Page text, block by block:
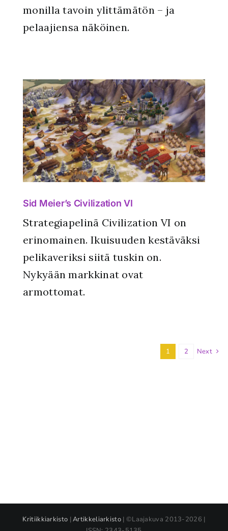
monilla tavoin ylittämätön – ja
pelaajiensa näköinen.
Sid Meier’s Civilization VI
Strategiapelinä Civilization VI on
erinomainen. Ikuisuuden kestäväksi
pelikaveriksi siitä tuskin on.
Nykyään markkinat ovat
armottomat.
1 2 Next
Kritiikkiarkisto |Artikkeliarkisto | ©Laajakuva 2013-2026 |